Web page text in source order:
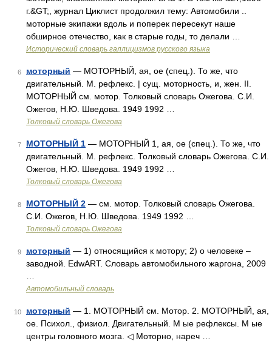
г.&GT;, журнал Циклист продолжил тему: Автомобили ..
моторные экипажи вдоль и поперек пересекут наше
обширное отечество, как в старые годы, то делали …
Исторический словарь галлицизмов русского языка
6 моторный — МОТОРНЫЙ, ая, ое (спец.). То же, что
двигательный. М. рефлекс. | сущ. моторность, и, жен. II.
МОТОРНЫЙ см. мотор. Толковый словарь Ожегова. С.И.
Ожегов, Н.Ю. Шведова. 1949 1992 …
Толковый словарь Ожегова
7 МОТОРНЫЙ 1 — МОТОРНЫЙ 1, ая, ое (спец.). То же, что
двигательный. М. рефлекс. Толковый словарь Ожегова. С.И.
Ожегов, Н.Ю. Шведова. 1949 1992 …
Толковый словарь Ожегова
8 МОТОРНЫЙ 2 — см. мотор. Толковый словарь Ожегова.
С.И. Ожегов, Н.Ю. Шведова. 1949 1992 …
Толковый словарь Ожегова
9 моторный — 1) относящийся к мотору; 2) о человеке –
заводной. EdwART. Словарь автомобильного жаргона, 2009
Автомобильный словарь
10 моторный — 1. МОТОРНЫЙ см. Мотор. 2. МОТОРНЫЙ, ая,
ое. Психол., физиол. Двигательный. М ые рефлексы. М ые
центры головного мозга. ◁ Моторно, нареч …